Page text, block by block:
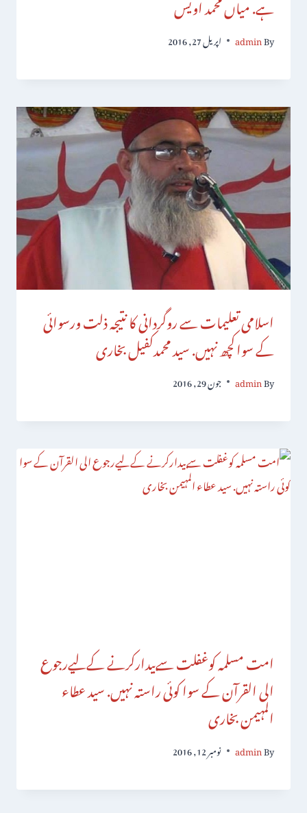
By
admin اپریل 27, 2016
اسلامی تعلیمات سے روگردانی کا نتیجہ ذلت ورسوائی
کے سواکچھ نہیں. سید محمدکفیل بخاری
By
admin جون 29, 2016
امت مسلمہ کوغفلت سےبیدارکرنے کےلیےرجوع
الی القرآن کے سوا کوئی راستہ نہیں. سید عطاء
المہیمن بخاری
By
admin نومبر 12, 2016